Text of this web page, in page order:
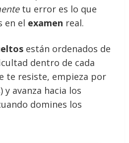
tu error es lo que
en el examen real.
están ordenados de
dentro de cada
te resiste, empieza por
y avanza hacia los
domines los